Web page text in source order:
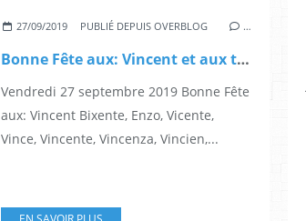
27/09/2019 PUBLIÉ DEPUIS OVERBLOG …
Bonne Fête aux: Vincent et aux très Saintes âmes de ce jour 27 septembre
Vendredi 27 septembre 2019 Bonne Fête
aux: Vincent Bixente, Enzo, Vicente,
Vince, Vincente, Vincenza, Vincien,...